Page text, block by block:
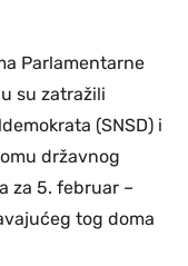
Parlamentarne
su zatražili
(SNSD) i
državnog
za 5. februar –
tog doma